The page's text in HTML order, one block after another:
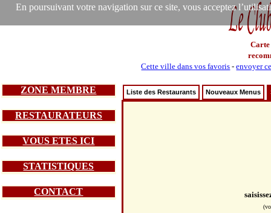
En poursuivant votre navigation sur ce site, vous acceptez
Carte
Cette ville dans vos favoris -envoyer
ZONE MEMBRE
RESTAURATEURS
VOUS ETES ICI
STATISTIQUES
CONTACT
Liste des Restaurants Nouveaux Menus